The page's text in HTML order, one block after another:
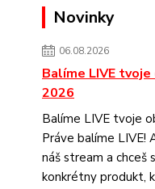
Novinky
06.08.2026
Balíme LIVE
2026
Balíme LIVE tvoje
Práve balíme LIVE!
náš stream a chceš
konkrétny produkt,